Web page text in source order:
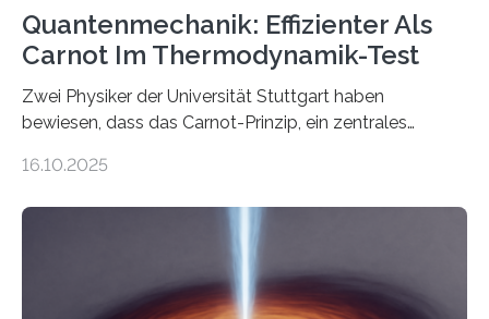
Quantenmechanik: Effizienter Als
Carnot Im Thermodynamik-Test
Zwei Physiker der Universität Stuttgart haben
bewiesen, dass das Carnot-Prinzip, ein zentrales
Größenordnung von Atomen gilt, deren physikalische
Quantenmotoren voranbringen. Das
Wissenschaftsjournal Science Advances veröffentlichte
16.10.2025